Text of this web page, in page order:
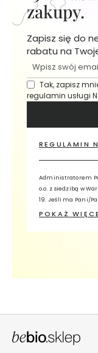
r
m
y
d
o
t
w
r
z
T
o
n
i
k
t
z
y
zakupy.
Zapisz się do
rabatu na
Tak, zapisz
regulamin usługi
REGULAMIN
Administratorem
o.o. z siedzibą w
19. Jeśli ma Pani/
przetwarzania
iodo@bebio.pl lub
POKAŻ